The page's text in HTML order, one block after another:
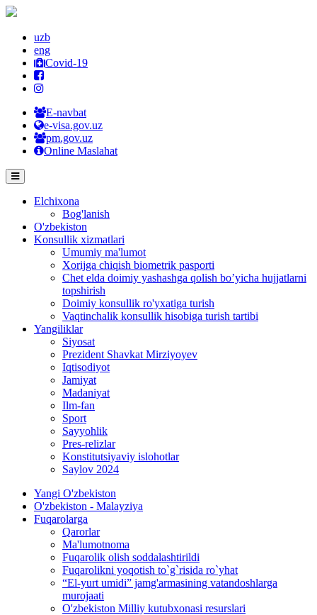
uzb
eng
Covid-19
E-navbat
e-visa.gov.uz
pm.gov.uz
Online Maslahat
Elchixona
Bog'lanish
O'zbekiston
Konsullik xizmatlari
Umumiy ma'lumot
Xorijga chiqish biometrik pasporti
Chet elda doimiy yashashga qolish bo’yicha hujjatlarni
topshirish
Doimiy konsullik ro'yxatiga turish
Vaqtinchalik konsullik hisobiga turish tartibi
Yangiliklar
Siyosat
Prezident Shavkat Mirziyoyev
Iqtisodiyot
Jamiyat
Madaniyat
Ilm-fan
Sport
Sayyohlik
Pres-relizlar
Konstitutsiyaviy islohotlar
Saylov 2024
Yangi O'zbekiston
O'zbekiston - Malayziya
Fuqarolarga
Qarorlar
Ma'lumotnoma
Fuqarolik olish soddalashtirildi
Fuqarolikni yoqotish to`g`risida ro`yhat
“El-yurt umidi” jamg'armasining vatandoshlarga
murojaati
O'zbekiston Milliy kutubxonasi resurslari